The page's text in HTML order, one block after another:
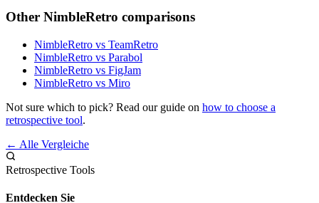
Other NimbleRetro comparisons
NimbleRetro vs TeamRetro
NimbleRetro vs Parabol
NimbleRetro vs FigJam
NimbleRetro vs Miro
Not sure which to pick? Read our guide on how to choose a
retrospective tool.
← Alle Vergleiche
Retrospective Tools
Entdecken Sie